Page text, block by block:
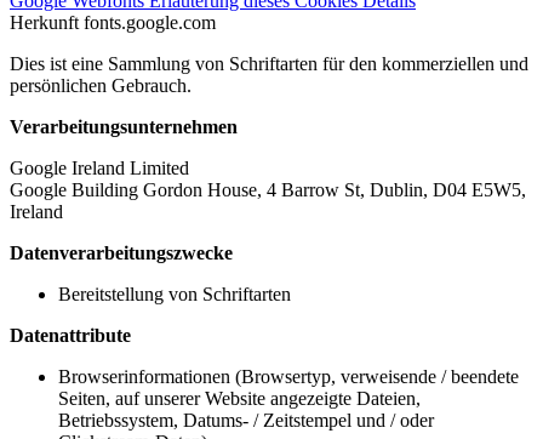
Herkunft fonts.google.com
Dies ist eine Sammlung von Schriftarten für den kommerziellen und
persönlichen Gebrauch.
Verarbeitungsunternehmen
Google Ireland Limited
Google Building Gordon House, 4 Barrow St, Dublin, D04 E5W5,
Ireland
Datenverarbeitungszwecke
Bereitstellung von Schriftarten
Datenattribute
Browserinformationen (Browsertyp, verweisende / beendete
Seiten, auf unserer Website angezeigte Dateien,
Betriebssystem, Datums- / Zeitstempel und / oder